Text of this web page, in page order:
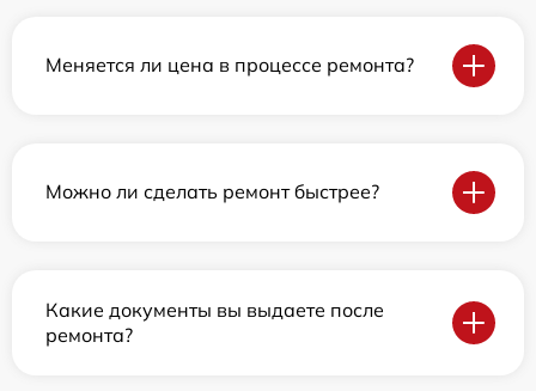
Меняется ли цена в процессе ремонта?
Можно ли сделать ремонт быстрее?
Какие документы вы выдаете после
ремонта?